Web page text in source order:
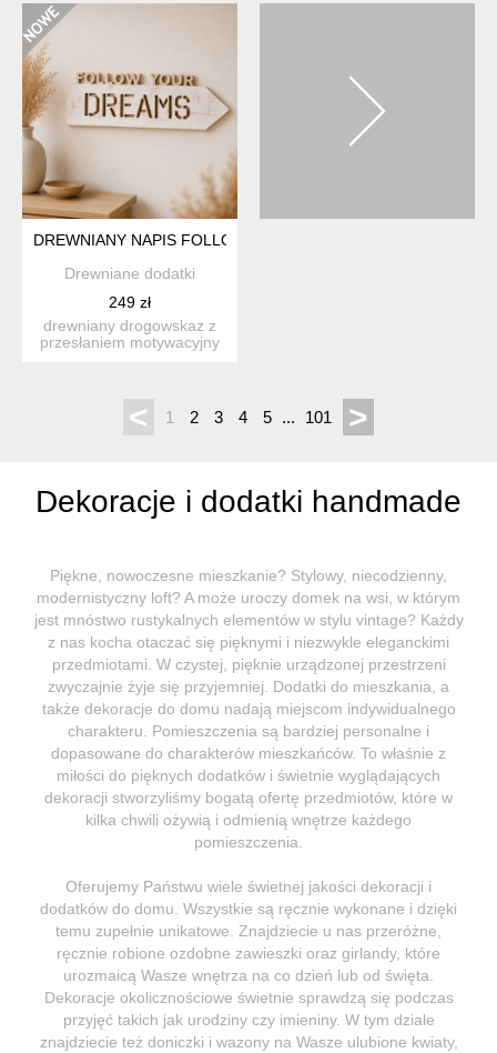
DREWNIANY NAPIS FOLLOW YOUR DREAMS, DEKORACJA
Drewniane dodatki
249 zł
drewniany drogowskaz z
przesłaniem motywacyjny
< 1 2 3 4 5 ... 101 >
Dekoracje i dodatki handmade
Piękne, nowoczesne mieszkanie? Stylowy, niecodzienny,
modernistyczny loft? A może uroczy domek na wsi, w którym
jest mnóstwo rustykalnych elementów w stylu vintage? Każdy
z nas kocha otaczać się pięknymi i niezwykle eleganckimi
przedmiotami. W czystej, pięknie urządzonej przestrzeni
zwyczajnie żyje się przyjemniej. Dodatki do mieszkania, a
także dekoracje do domu nadają miejscom indywidualnego
charakteru. Pomieszczenia są bardziej personalne i
dopasowane do charakterów mieszkańców. To właśnie z
miłości do pięknych dodatków i świetnie wyglądających
dekoracji stworzyliśmy bogatą ofertę przedmiotów, które w
kilka chwili ożywią i odmienią wnętrze każdego
pomieszczenia.
Oferujemy Państwu wiele świetnej jakości dekoracji i
dodatków do domu. Wszystkie są ręcznie wykonane i dzięki
temu zupełnie unikatowe. Znajdziecie u nas przeróżne,
ręcznie robione ozdobne zawieszki oraz girlandy, które
urozmaicą Wasze wnętrza na co dzień lub od święta.
Dekoracje okolicznościowe świetnie sprawdzą się podczas
przyjęć takich jak urodziny czy imieniny. W tym dziale
znajdziecie też doniczki i wazony na Wasze ulubione kwiaty,